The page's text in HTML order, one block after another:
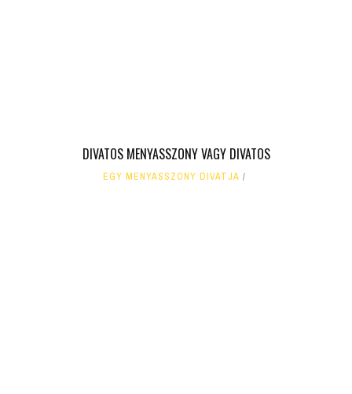
DIVATOS MENYASSZONY VAGY DIVATOS
EGY MENYASSZONY DIVATJA